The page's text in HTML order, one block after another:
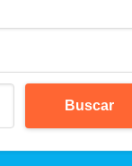
Buscar